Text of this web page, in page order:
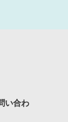
い合わ